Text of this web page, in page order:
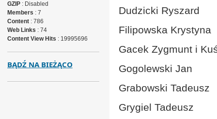
Dudzicki Ryszard
Filipowska Krystyna
Gacek Zygmunt i
Gogolewski Jan
Grabowski Tadeusz
Grygiel Tadeusz
GZIP: Disabled
Members : 7
Content: 786
Web Links : 74
Content View Hits : 19995696
BĄDŹ NA BIEŻĄCO